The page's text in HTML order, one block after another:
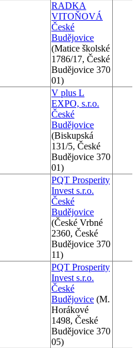
RADKA
VITOŇOVÁ
České
Budějovice
(Matice školské
1786/17, České
Budějovice 370
01)
V plus L
EXPO, s.r.o.
České
Budějovice
(Biskupská
131/5, České
Budějovice 370
01)
PQT Prosperity
Invest s.r.o.
České
Budějovice
(České Vrbné
2360, České
Budějovice 370
11)
PQT Prosperity
Invest s.r.o.
České
Budějovice (M.
Horákové
1498, České
Budějovice 370
05)